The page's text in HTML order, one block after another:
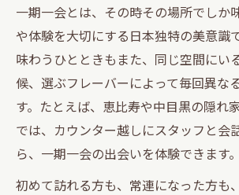
一期一会とは、その時その場所でしか
や体験を大切にする日本独特の美意識
味わうひとときもまた、同じ空間にい
候、選ぶフレーバーによって毎回異な
す。たとえば、恵比寿や中目黒の隠れ
では、カウンター越しにスタッフと会
ら、一期一会の出会いを体験できます。
初めて訪れる方も、常連になった方も